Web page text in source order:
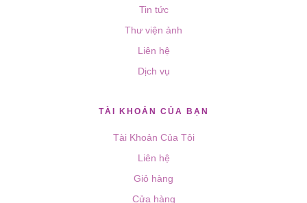
Tin tức
Thư viện ảnh
Liên hệ
Dịch vụ
TÀI KHOẢN CỦA BẠN
Tài Khoản Của Tôi
Liên hệ
Giỏ hàng
Cửa hàng